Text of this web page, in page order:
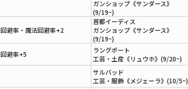
ガンショップ《サンダース》
(9/19~)
回避率・魔法回避率+2
首都イーディス
ガンショップ《サンダース》
(9/19~)
回避率+5
ラングポート
工芸・土産《リュウホ》(9/20~)
サルバッド
工芸・服飾《メジェーラ》(10/5~)